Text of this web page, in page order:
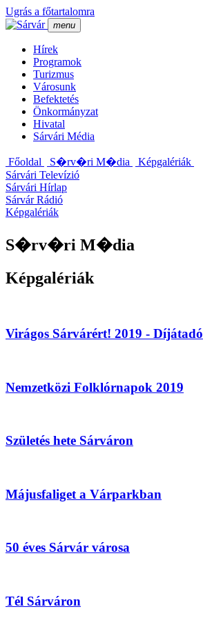
Ugrás a főtartalomra
menu
Hí­rek
Programok
Turizmus
Városunk
Befektetés
Önkormányzat
Hivatal
Sárvári Média
Főoldal S�rv�ri M�dia
Képgalériák
Sárvári Televízió
Sárvári Hírlap
Sárvár Rádió
Képgalériák
S�rv�ri M�dia
Képgalériák
Virágos Sárvárért! 2019 - Díjátadó
Nemzetközi Folklórnapok 2019
Születés hete Sárváron
Májusfaliget a Várparkban
50 éves Sárvár városa
Tél Sárváron